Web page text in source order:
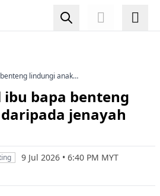
lindungi anak
bapa benteng
jenayah
9 Jul 2026 • 6:40 PM MYT